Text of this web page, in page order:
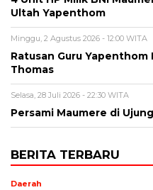
Ultah Yapenthom
Minggu, 2 Agustus 2026 - 12:00 WITA
Ratusan Guru Yapenthom
Thomas
Selasa, 28 Juli 2026 - 22:30 WITA
Persami Maumere di
BERITA TERBARU
Daerah